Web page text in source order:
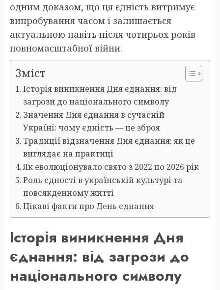
одним доказом, що ця єдність витримує
випробування часом і залишається
актуальною навіть після чотирьох років
повномасштабної війни.
Зміст
Історія виникнення Дня єднання: від
загрози до національного символу
Значення Дня єднання в сучасній
Україні: чому єдність — це зброя
Традиції відзначення Дня єднання: як це
виглядає на практиці
Як еволюціонувало свято з 2022 по 2026 рік
Роль єдності в українській культурі та
повсякденному житті
Цікаві факти про День єднання
Історія виникнення Дня
єднання: від загрози до
національного символу